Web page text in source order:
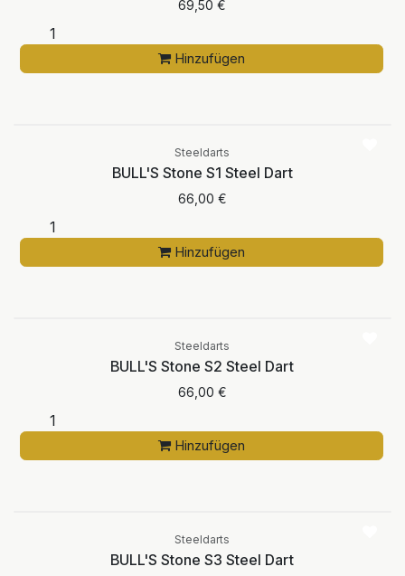
69,50 €
Hinzufügen
Steeldarts
BULL'S Stone S1 Steel Dart
66,00 €
Hinzufügen
Steeldarts
BULL'S Stone S2 Steel Dart
66,00 €
Hinzufügen
Steeldarts
BULL'S Stone S3 Steel Dart